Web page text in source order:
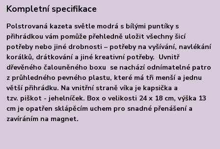
Kompletní specifikace
Polstrovaná kazeta světle modrá s bílými puntíky s
přihrádkou vám pomůže přehledně uložit všechny šicí
potřeby nebo jiné drobnosti – potřeby na vyšívání, navlékání
korálků, drátkování a jiné kreativní potřeby. Uvnitř
dřevěného čalouněného boxu se nachází odnímatelné patro
z průhledného pevného plastu, které má tři menší a jednu
větší přihrádku. Na vnitřní straně víka je kapsička a
tzv. piškot - jehelníček. Box o velikosti 24 x 18 cm, výška 13
cm je opatřen sklápěcím uchem pro snadné přenášení a
zavíráním na magnet.